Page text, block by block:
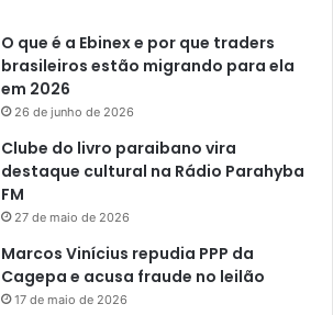
O que é a Ebinex e por que traders
brasileiros estão migrando para ela
em 2026
26 de junho de 2026
Clube do livro paraibano vira
destaque cultural na Rádio Parahyba
FM
27 de maio de 2026
Marcos Vinícius repudia PPP da
Cagepa e acusa fraude no leilão
17 de maio de 2026